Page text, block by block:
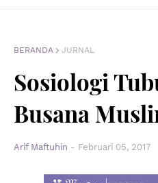
BERANDA JURNAL
Sosiologi
Busana
Arif Maftuhin - Februari 05, 2017